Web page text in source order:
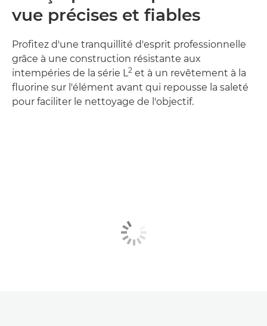
vue précises et fiables
Profitez d'une tranquillité d'esprit professionnelle
grâce à une construction résistante aux
intempéries de la série L 2 et à un revêtement à la
fluorine sur l'élément avant qui repousse la saleté
pour faciliter le nettoyage de l'objectif.